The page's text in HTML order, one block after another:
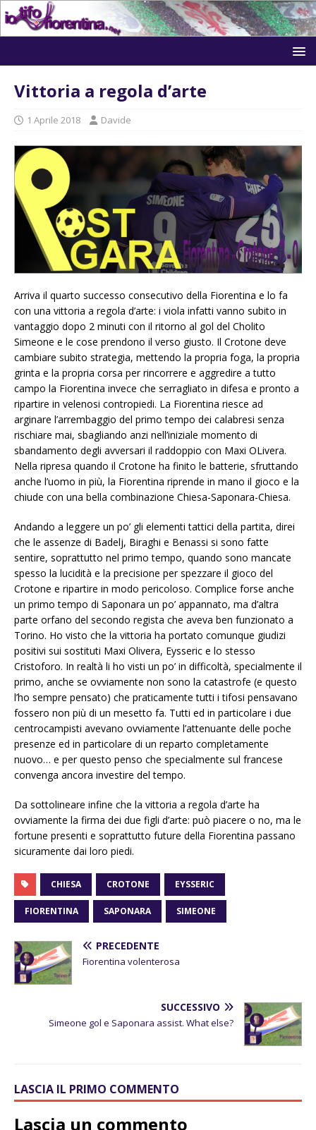
Vittoria a regola d’arte
1 Aprile 2018 Davide
Arriva il quarto successo consecutivo della Fiorentina e lo fa
con una vittoria a regola d’arte: i viola infatti vanno subito in
vantaggio dopo 2 minuti con il ritorno al gol del Cholito
Simeone e le cose prendono il verso giusto. Il Crotone deve
cambiare subito strategia, mettendo la propria foga, la propria
grinta e la propria corsa per rincorrere e aggredire a tutto
campo la Fiorentina invece che serragliato in difesa e pronto a
ripartire in velenosi contropiedi. La Fiorentina riesce ad
arginare l’arrembaggio del primo tempo dei calabresi senza
rischiare mai, sbagliando anzi nell’iniziale momento di
sbandamento degli avversari il raddoppio con Maxi OLivera.
Nella ripresa quando il Crotone ha finito le batterie, sfruttando
anche l’uomo in più, la Fiorentina riprende in mano il gioco e la
chiude con una bella combinazione Chiesa-Saponara-Chiesa.
Andando a leggere un po’ gli elementi tattici della partita, direi
che le assenze di Badelj, Biraghi e Benassi si sono fatte
sentire, soprattutto nel primo tempo, quando sono mancate
spesso la lucidità e la precisione per spezzare il gioco del
Crotone e ripartire in modo pericoloso. Complice forse anche
un primo tempo di Saponara un po’ appannato, ma d’altra
parte orfano del secondo regista che aveva ben funzionato a
Torino. Ho visto che la vittoria ha portato comunque giudizi
positivi sui sostituti Maxi Olivera, Eysseric e lo stesso
Cristoforo. In realtà li ho visti un po’ in difficoltà, specialmente il
primo, anche se ovviamente non sono la catastrofe (e questo
l’ho sempre pensato) che praticamente tutti i tifosi pensavano
fossero non più di un mesetto fa. Tutti ed in particolare i due
centrocampisti avevano ovviamente l’attenuante delle poche
presenze ed in particolare di un reparto completamente
nuovo… e per questo penso che specialmente sul francese
convenga ancora investire del tempo.
Da sottolineare infine che la vittoria a regola d’arte ha
ovviamente la firma dei due figli d’arte: può piacere o no, ma le
fortune presenti e soprattutto future della Fiorentina passano
sicuramente dai loro piedi.
CHIESA CROTONE EYSSERIC
FIORENTINA SAPONARA SIMEONE
PRECEDENTE
Fiorentina volenterosa
SUCCESSIVO
Simeone gol e Saponara assist. What else?
LASCIA IL PRIMO COMMENTO
Lascia un commento